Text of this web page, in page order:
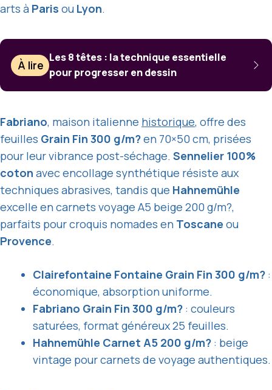
arts à Paris ou Lyon.
À lire
Les 8 têtes : la technique essentielle
pour progresser en dessin
Fabriano, maison italienne historique, offre des
feuilles Grain Fin 300 g/m?en 70×50 cm, prisées
pour leur vibrance post-séchage. Sennelier 100%
coton avec encollage synthétique résiste aux
techniques abrasives, tandis que Hahnemühle
excelle en carnets voyage A5 beige 200 g/m?,
parfaits pour croquis nomades en Toscane ou
Provence.
Clairefontaine Fontaine Grain Fin 300 g/m? :
économique, absorption uniforme.
Fabriano Grain Fin 300 g/m? : couleurs
saturées, format généreux 25 feuilles.
Hahnemühle Carnet A5 200 g/m? : beige
vintage pour carnets de voyage authentiques.